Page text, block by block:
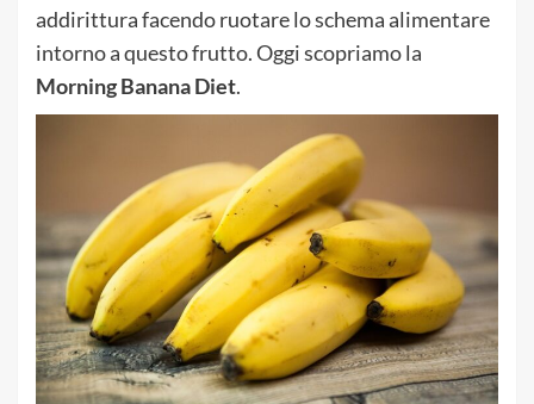
addirittura facendo ruotare lo schema alimentare
intorno a questo frutto. Oggi scopriamo la
Morning Banana Diet.